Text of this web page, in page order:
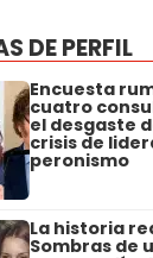
DE PERFIL
Encuesta
cuatro
el desgaste
crisis de
peronismo
La historia
Sombras de